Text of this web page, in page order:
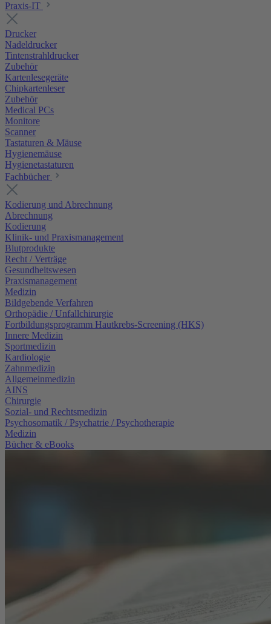
Praxis-IT
Drucker
Nadeldrucker
Tintenstrahldrucker
Zubehör
Kartenlesegeräte
Chipkartenleser
Zubehör
Medical PCs
Monitore
Scanner
Tastaturen & Mäuse
Hygienemäuse
Hygienetastaturen
Fachbücher
Kodierung und Abrechnung
Abrechnung
Kodierung
Klinik- und Praxismanagement
Blutprodukte
Recht / Verträge
Gesundheitswesen
Praxismanagement
Medizin
Bildgebende Verfahren
Orthopädie / Unfallchirurgie
Fortbildungsprogramm Hautkrebs-Screening (HKS)
Innere Medizin
Sportmedizin
Kardiologie
Zahnmedizin
Allgemeinmedizin
AINS
Chirurgie
Sozial- und Rechtsmedizin
Psychosomatik / Psychatrie / Psychotherapie
Medizin
Bücher & eBooks